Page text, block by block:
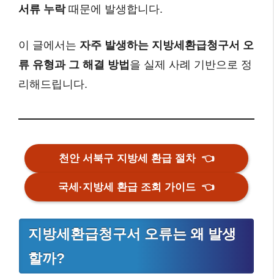
서류 누락때문에 발생합니다.
이 글에서는 자주 발생하는 지방세환급청구서 오
류 유형과 그 해결 방법 을 실제 사례 기반으로 정
리해드립니다.
천안 서북구 지방세 환급 절차 👈
국세·지방세 환급 조회 가이드 👈
지방세환급청구서 오류는 왜 발생
할까?